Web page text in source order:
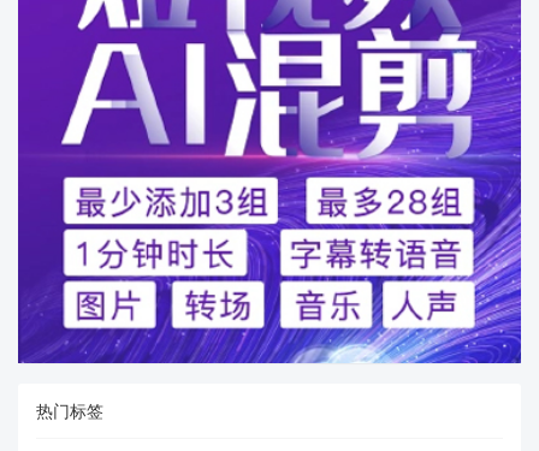
热门标签